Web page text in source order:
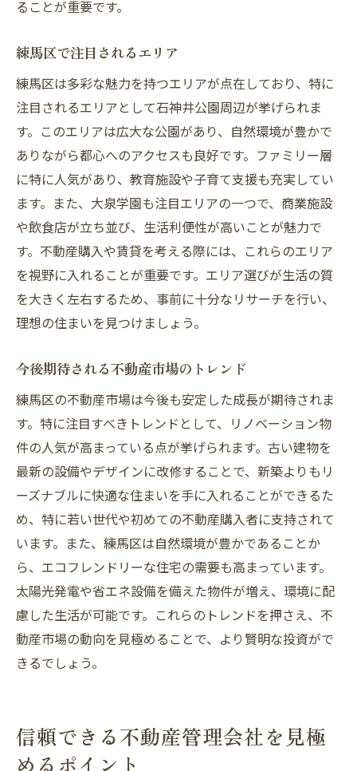
ることが重要です。
練馬区で注目されるエリア
練馬区は多彩な魅力を持つエリアが点在しており、特に
注目されるエリアとして石神井公園周辺が挙げられま
す。このエリアは広大な公園があり、自然環境が豊かで
ありながら都心へのアクセスも良好です。ファミリー層
に特に人気があり、教育施設や子育て支援も充実してい
ます。また、大泉学園も注目エリアの一つで、商業施設
や飲食店が立ち並び、生活利便性が高いことが魅力で
す。不動産購入や賃貸を考える際には、これらのエリア
を視野に入れることが重要です。エリア選びが生活の質
を大きく左右するため、事前に十分なリサーチを行い、
理想の住まいを見つけましょう。
今後期待される不動産市場のトレンド
練馬区の不動産市場は今後も安定した成長が期待されま
す。特に注目すべきトレンドとして、リノベーション物
件の人気が高まっている点が挙げられます。古い建物を
最新の設備やデザインに改修することで、新築よりもリ
ーズナブルに快適な住まいを手に入れることができるた
め、特に若い世代や初めての不動産購入者に支持されて
います。また、練馬区は自然環境が豊かであることか
ら、エコフレンドリーな住宅の需要も高まっています。
太陽光発電や省エネ設備を備えた物件が増え、環境に配
慮した生活が可能です。これらのトレンドを押さえ、不
動産市場の動向を見極めることで、より賢明な投資がで
きるでしょう。
信頼できる不動産管理会社を見極
めるポイント